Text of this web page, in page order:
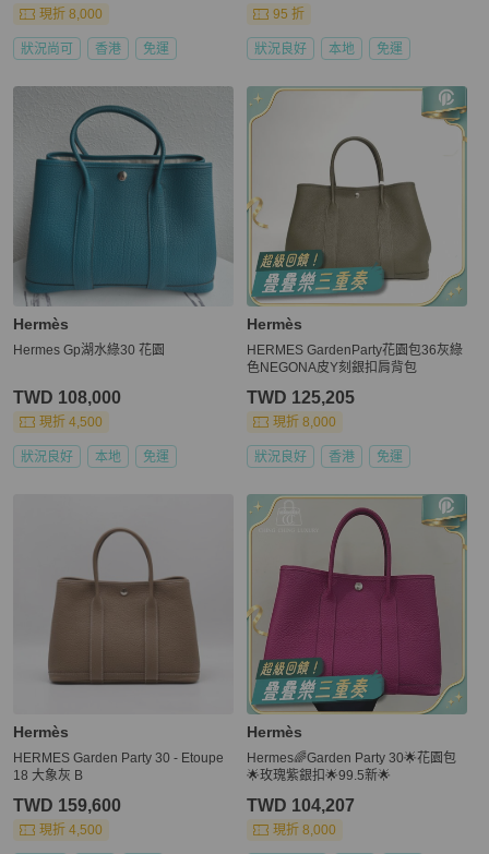
現折 8,000
狀況尚可 香港 免運
95 折
狀況良好 本地 免運
Hermès
Hermes Gp湖水綠30 花園
TWD 108,000
現折 4,500
狀況良好 本地 免運
Hermès
HERMES GardenParty花園包36灰綠
色NEGONA皮Y刻銀扣肩背包
TWD 125,205
現折 8,000
狀況良好 香港 免運
Hermès
HERMES Garden Party 30 - Etoupe
18 大象灰 B
TWD 159,600
現折 4,500
Hermès
Hermes🌈Garden Party 30🌟花園包
🌟玫瑰紫銀扣🌟99.5新🌟
TWD 104,207
現折 8,000